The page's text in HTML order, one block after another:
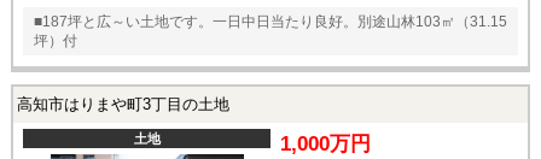
■187坪と広～い土地です。一日中日当たり良好。別途山林103㎡（31.15
坪）付
高知市はりまや町3丁目の土地
土地 1,000万円